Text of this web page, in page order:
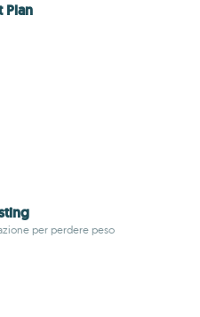
Plan
per perdere peso